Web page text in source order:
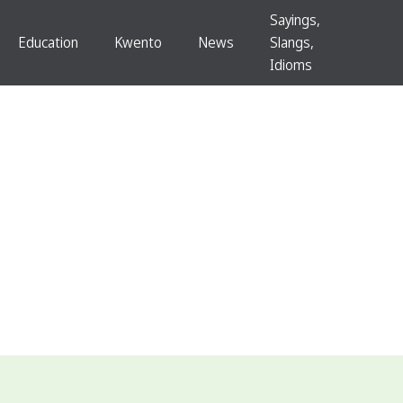
Education Kwento News
Sayings,
Slangs,
Idioms